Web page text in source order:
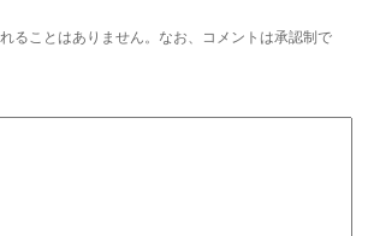
ることはありません。なお、コメントは承認制で